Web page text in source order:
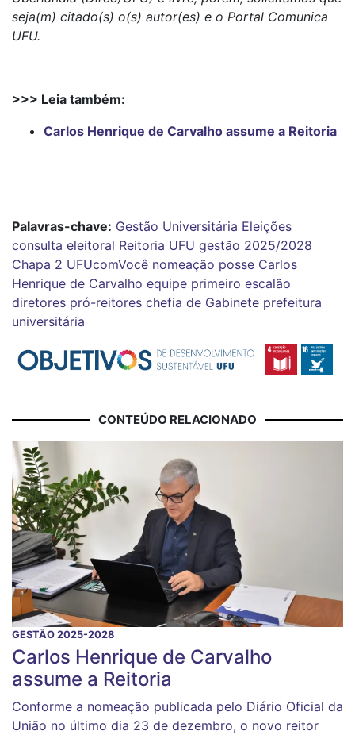
seja(m) citado(s) o(s) autor(es) e o Portal Comunica
UFU.
>>> Leia também:
Carlos Henrique de Carvalho assume a Reitoria
Palavras-chave: Gestão Universitária Eleições
consulta eleitoral Reitoria UFU gestão 2025/2028
Chapa 2 UFUcomVocê nomeação posse Carlos
Henrique de Carvalho equipe primeiro escalão
diretores pró-reitores chefia de Gabinete prefeitura
universitária
CONTEÚDO RELACIONADO
GESTÃO 2025-2028
Carlos Henrique de Carvalho
assume a Reitoria
Conforme a nomeação publicada pelo Diário Oficial da
União no último dia 23 de dezembro, o novo reitor